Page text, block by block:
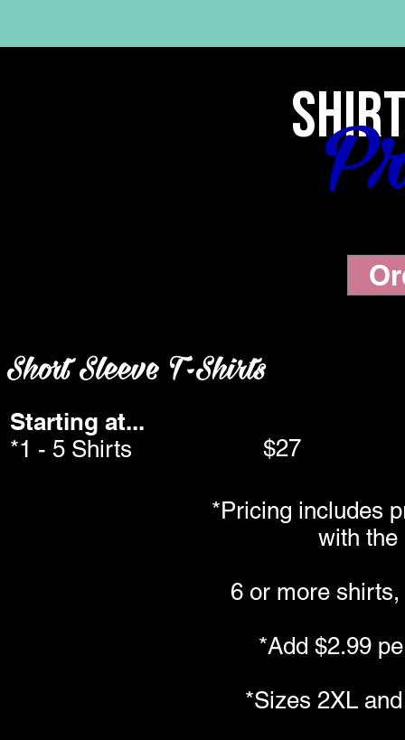
Short Sleeve T-Shirts
Starting at...
*1 - 5 Shirts $27
*Pricing includes
with the
6 or more
*Add $2.99
*Sizes 2XL